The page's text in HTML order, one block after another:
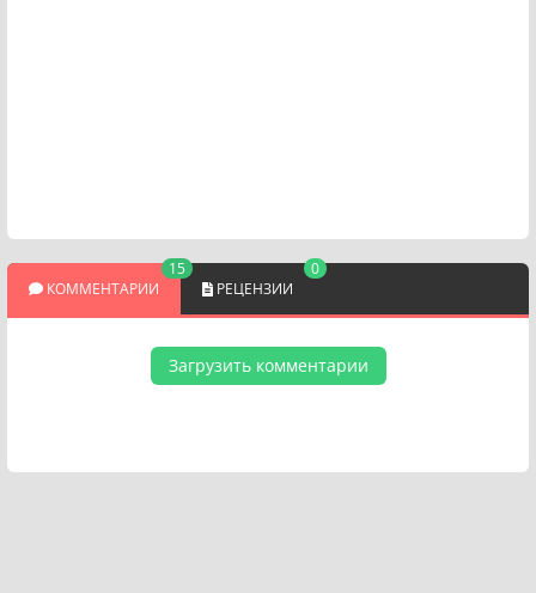
КОММЕНТАРИИ
15
РЕЦЕНЗИИ
0
Загрузить комментарии